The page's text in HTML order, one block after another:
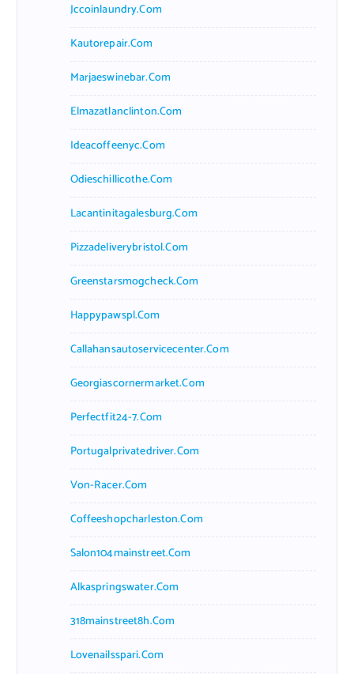
Jccoinlaundry.com
Kautorepair.com
Marjaeswinebar.com
Elmazatlanclinton.com
Ideacoffeenyc.com
Odieschillicothe.com
Lacantinitagalesburg.com
Pizzadeliverybristol.com
Greenstarsmogcheck.com
Happypawspl.com
Callahansautoservicecenter.com
Georgiascornermarket.com
Perfectfit24-7.com
Portugalprivatedriver.com
Von-Racer.com
Coffeeshopcharleston.com
Salon104mainstreet.com
Alkaspringswater.com
318mainstreet8h.com
Lovenailsspari.com